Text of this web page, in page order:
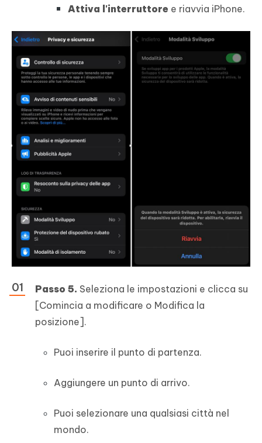
Attiva l'interruttore e riavvia iPhone.
Passo 5. Seleziona le impostazioni e clicca su
[Comincia a modificare o Modifica la
posizione].
Puoi inserire il punto di partenza.
Aggiungere un punto di arrivo.
Puoi selezionare una qualsiasi città nel
mondo.